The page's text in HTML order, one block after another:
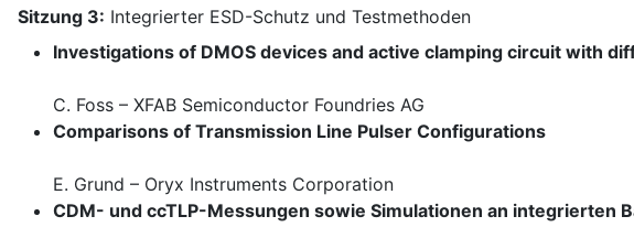
Sitzung 3: Integrierter ESD-Schutz und Testmethoden
Investigations of DMOS devices and active clamping circuit with
C. Foss – XFAB Semiconductor Foundries AG
Comparisons of Transmission Line Pulser Configurations
E. Grund – Oryx Instruments Corporation
CDM- und ccTLP-Messungen sowie Simulationen an integrierten